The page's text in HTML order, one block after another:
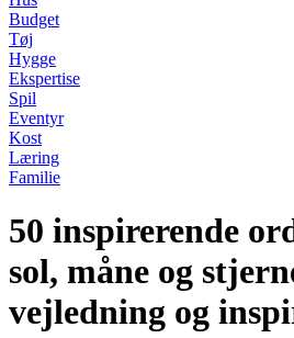
Budget
Tøj
Hygge
Ekspertise
Spil
Eventyr
Kost
Læring
Familie
50 inspirerende
sol, måne og
vejledning og